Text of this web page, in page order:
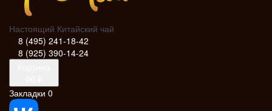
Настоящий Китайский чай
8 (495) 241-18-42
8 (925) 390-14-24
Закладки 0